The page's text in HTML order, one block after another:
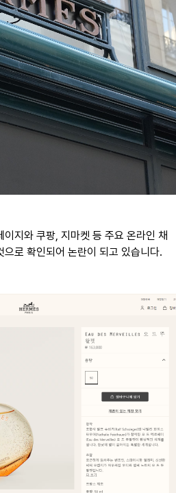
지와 쿠팡, 지마켓 등 주요 온라인 채
로 확인되어 논란이 되고 있습니다.